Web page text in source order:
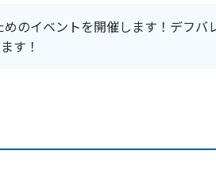
のイベントを開催します！デフバ
す！